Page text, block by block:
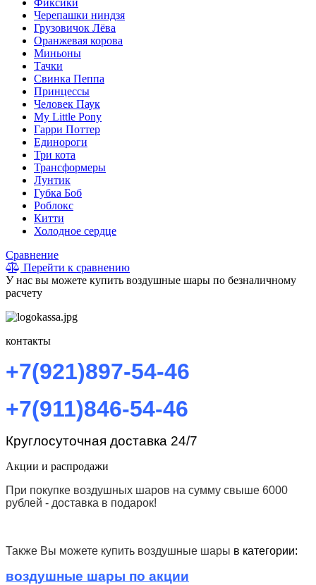
Черепашки ниндзя
Грузовичок Лёва
Оранжевая корова
Миньоны
Тачки
Свинка Пеппа
Принцессы
Человек Паук
My Little Pony
Гарри Поттер
Единороги
Три кота
Трансформеры
Лунтик
Губка Боб
Роблокс
Китти
Холодное сердце
Сравнение
Перейти к сравнению
У нас вы можете купить воздушные шары по безналичному
расчету
контакты
+7(921)897-54-46
+7(911)846-54-46
Круглосуточная доставка 24/7
Акции и распродажи
При покупке воздушных шаров на сумму свыше 6000
рублей - доставка в подарок!
Также Вы можете купить воздушные шары в категории:
воздушные шары по акции